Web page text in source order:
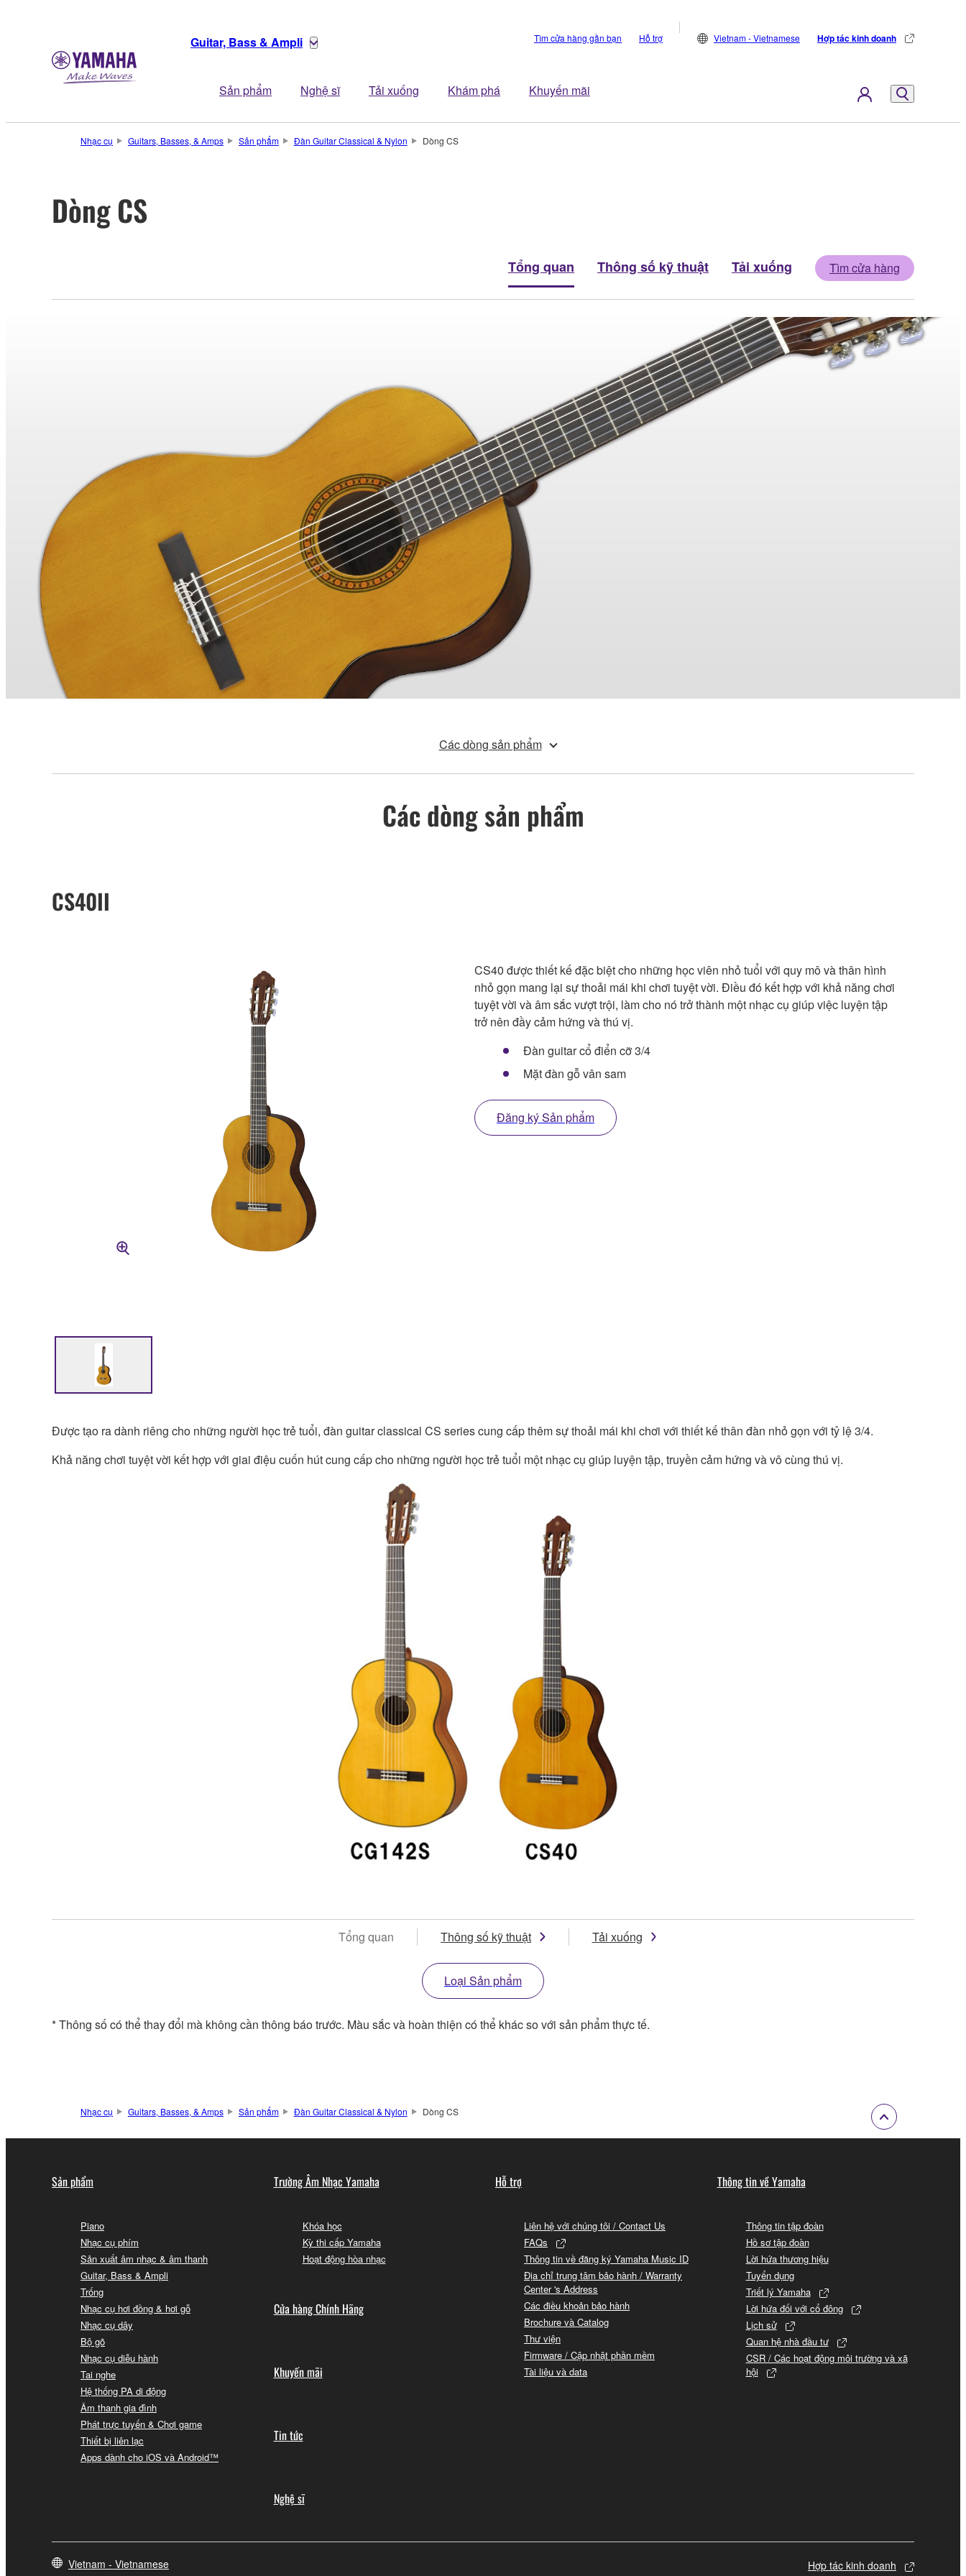
Guitar, Bass & Ampli
Sản phẩm Nghệ sĩ Tải xuống Khám phá Khuyến mãi
Tìm cửa hàng gần bạn Hỗ trợ Vietnam - Vietnamese Hợp tác kinh doanh
Nhạc cụ Guitars, Basses, & Amps Sản phẩm Đàn Guitar Classical & Nylon Dòng CS
Dòng CS
Tổng quan Thông số kỹ thuật Tải xuống Tìm cửa hàng
Các dòng sản phẩm
Các dòng sản phẩm
CS40II
CS40 được thiết kế đặc biệt cho những học viên nhỏ tuổi với quy mô và thân hình
nhỏ gọn mang lại sự thoải mái khi chơi tuyệt vời. Điều đó kết hợp với khả năng chơi
tuyệt vời và âm sắc vượt trội, làm cho nó trở thành một nhạc cụ giúp việc luyện tập
trở nên đầy cảm hứng và thú vị.
Đàn guitar cổ điển cỡ 3/4
Mặt đàn gỗ vân sam
Đăng ký Sản phẩm
Được tạo ra dành riêng cho những người học trẻ tuổi, đàn guitar classical CS series cung cấp thêm sự thoải mái khi chơi với thiết kế thân đàn nhỏ gọn với tỷ lệ 3/4.
Khả năng chơi tuyệt vời kết hợp với giai điệu cuốn hút cung cấp cho những người học trẻ tuổi một nhạc cụ giúp luyện tập, truyền cảm hứng và vô cùng thú vị.
Tổng quan Thông số kỹ thuật Tải xuống
Loại Sản phẩm
* Thông số có thể thay đổi mà không cần thông báo trước. Màu sắc và hoàn thiện có thể khác so với sản phẩm thực tế.
Nhạc cụ Guitars, Basses, & Amps Sản phẩm Đàn Guitar Classical & Nylon Dòng CS
Sản phẩm
Piano
Nhạc cụ phím
Sản xuất âm nhạc & âm thanh
Guitar, Bass & Ampli
Trống
Nhạc cụ hơi đồng & hơi gỗ
Nhạc cụ dây
Bộ gõ
Nhạc cụ diễu hành
Tai nghe
Hệ thống PA di động
Âm thanh gia đình
Phát trực tuyến & Chơi game
Thiết bị liên lạc
Apps dành cho iOS và Android™
Trường Âm Nhạc Yamaha
Khóa học
Kỳ thi cấp Yamaha
Hoạt động hòa nhạc
Cửa hàng Chính Hãng
Khuyến mãi
Tin tức
Nghệ sĩ
Hỗ trợ
Liên hệ với chúng tôi / Contact Us
FAQs
Thông tin về đăng ký Yamaha Music ID
Địa chỉ trung tâm bảo hành / Warranty
Center 's Address
Các điều khoản bảo hành
Brochure và Catalog
Thư viện
Firmware / Cập nhật phần mềm
Tài liệu và data
Thông tin về Yamaha
Thông tin tập đoàn
Hồ sơ tập đoàn
Lời hứa thương hiệu
Tuyển dụng
Triết lý Yamaha
Lời hứa đối với cổ đông
Lịch sử
Quan hệ nhà đầu tư
CSR / Các hoạt động môi trường và xã
hội
Vietnam - Vietnamese Hợp tác kinh doanh